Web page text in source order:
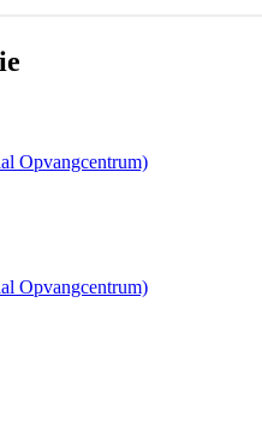
Opvangcentrum)
Opvangcentrum)